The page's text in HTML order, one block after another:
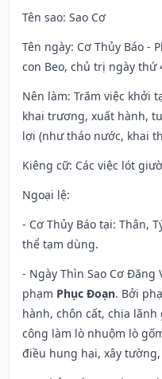
Tên sao: Sao Cơ
Tên ngày: Cơ Thủy Báo -
con Beo, chủ trị ngày thứ
Nên làm: Trăm việc khởi
khai trương, xuất hành,
lợi (như tháo nước, khai
Kiêng cữ: Các việc lót
Ngoại lệ:
- Cơ Thủy Báo tại: Thân,
thể tạm dùng.
- Ngày Thìn Sao Cơ
phạm Phục Đoạn. Bởi
hành, chôn cất, chia
công làm lò nhuộm lò
điều hung hại, xây